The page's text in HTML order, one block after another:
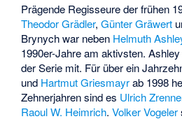
Prägende Regisseure der frühen
Theodor Grädler,Günter Gräwert
Brynych war neben Helmuth
1990er-Jahre am aktivsten.
der Serie mit. Für über ein
und Hartmut Griesmayrab 1998
Zehnerjahren sind es Ulrich
Raoul W. Heimrich.Volker Vogeler